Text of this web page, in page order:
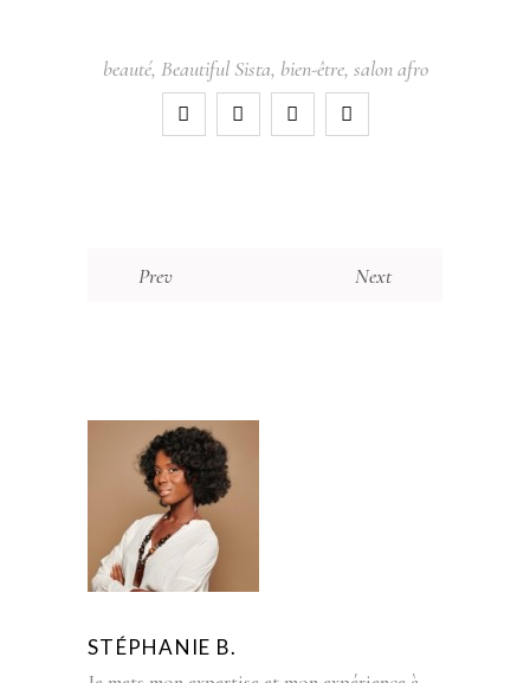
beauté, Beautiful Sista, bien-être, salon afro
Prev Next
STÉPHANIE B.